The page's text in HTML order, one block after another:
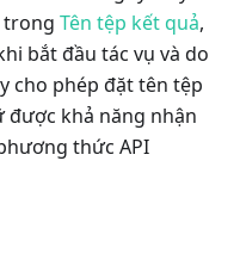
trong Tên tệp kết quả,
bắt đầu tác vụ và do
cho phép đặt tên tệp
khả năng nhận
thức API